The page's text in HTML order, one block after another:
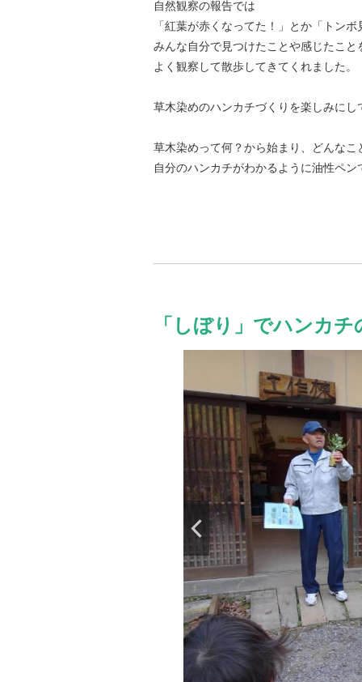
自然観察の報告では
「紅葉が赤くなってた！」とか「トン
みんな自分で見つけたことや感じたこと
よく観察して散歩してきてくれました。
草木染めのハンカチづくりを楽しみに
草木染めって何？から始まり、どんなこ
自分のハンカチがわかるように油性ペ
「しぼり」でハンカ